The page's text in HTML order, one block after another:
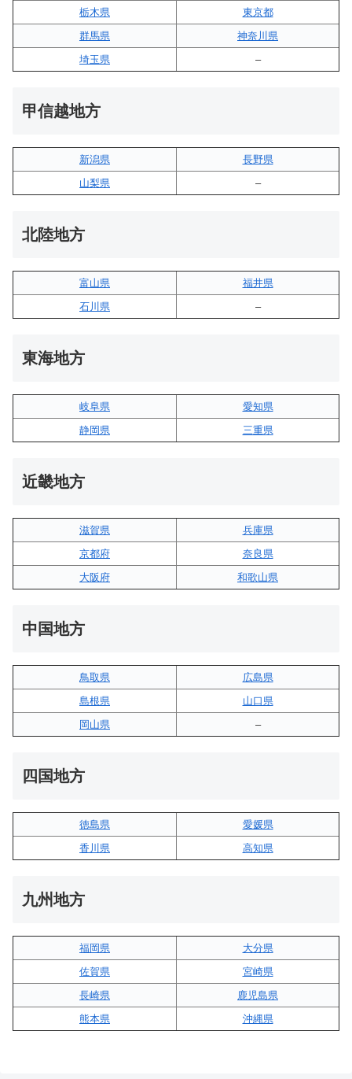
栃木県
東京都
群馬県
神奈川県
埼玉県
–
甲信越地方
新潟県
長野県
山梨県
–
北陸地方
富山県
福井県
石川県
–
東海地方
岐阜県
愛知県
静岡県
三重県
近畿地方
滋賀県
兵庫県
京都府
奈良県
大阪府
和歌山県
中国地方
鳥取県
広島県
島根県
山口県
岡山県
–
四国地方
徳島県
愛媛県
香川県
高知県
九州地方
福岡県
大分県
佐賀県
宮崎県
長崎県
鹿児島県
熊本県
沖縄県